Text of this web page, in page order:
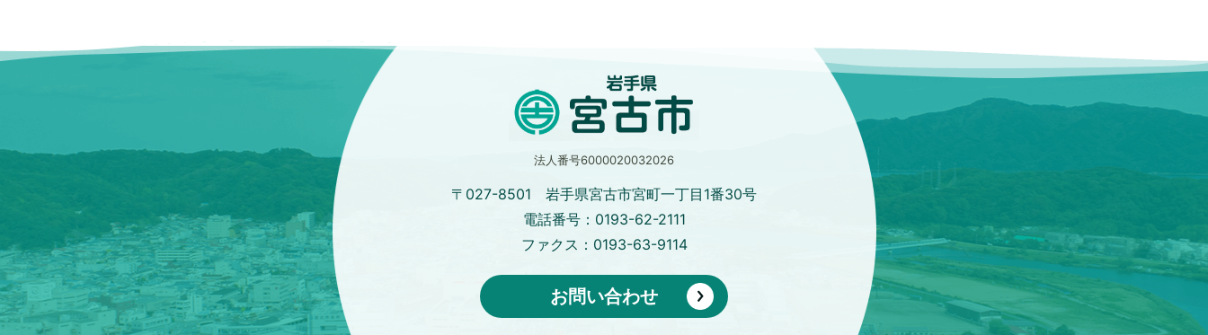
法人番号6000020032026
〒027-8501 岩手県宮古市宮町一丁目1番30号
電話番号：0193-62-2111
ファクス：0193-63-9114
お問い合わせ